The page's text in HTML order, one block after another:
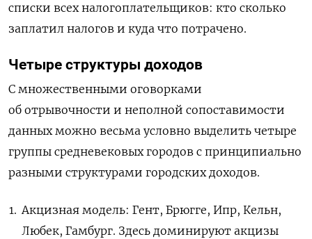
списки всех налогоплательщиков: кто сколько
заплатил налогов и куда что потрачено.
Четыре структуры доходов
С множественными оговорками
об отрывочности и неполной сопоставимости
данных можно весьма условно выделить четыре
группы средневековых городов с принципиально
разными структурами городских доходов.
Акцизная модель: Гент, Брюгге, Ипр, Кельн,
Любек, Гамбург. Здесь доминируют акцизы